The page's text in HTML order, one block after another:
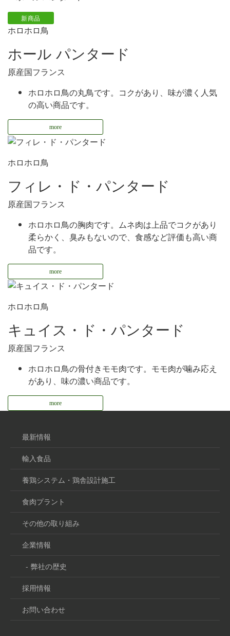
新商品
ホロホロ鳥
ホール パンタード
原産国フランス
ホロホロ鳥の丸鳥です。コクがあり、味が濃く人気
の高い商品です。
more
ホロホロ鳥
フィレ・ド・パンタード
原産国フランス
ホロホロ鳥の胸肉です。ムネ肉は上品でコクがあり
柔らかく、臭みもないので、食感など評価も高い商
品です。
more
ホロホロ鳥
キュイス・ド・パンタード
原産国フランス
ホロホロ鳥の骨付きモモ肉です。モモ肉が噛み応え
があり、味の濃い商品です。
more
最新情報
輸入食品
養鶏システム・ 鶏舎設計施工
食肉プラント
その他の取り組み
企業情報
- 弊社の歴史
採用情報
お問い合わせ